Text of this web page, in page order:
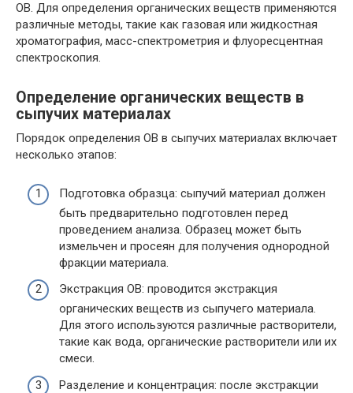
ОВ. Для определения органических веществ применяются
различные методы, такие как газовая или жидкостная
хроматография, масс-спектрометрия и флуоресцентная
спектроскопия.
Определение органических веществ в
сыпучих материалах
Порядок определения ОВ в сыпучих материалах включает
несколько этапов:
Подготовка образца: сыпучий материал должен
быть предварительно подготовлен перед
проведением анализа. Образец может быть
измельчен и просеян для получения однородной
фракции материала.
Экстракция ОВ: проводится экстракция
органических веществ из сыпучего материала.
Для этого используются различные растворители,
такие как вода, органические растворители или их
смеси.
Разделение и концентрация: после экстракции